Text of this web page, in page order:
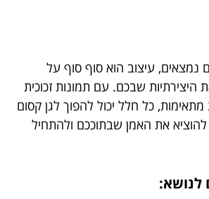
נמצאים, עיצוב הוא סוף סוף על
היצירתיות שבכם. עם תמונות זכוכית
מתאימות, כל חלל יכול להפוך לגן קסום
להוציא את האמן שבתוככם ולהתחיל
לנושא: